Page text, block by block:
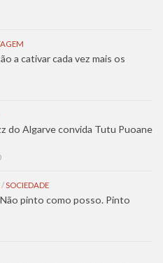
a cativar cada vez mais os
do Algarve convida Tutu Puoane
/ SOCIEDADE
pinto como posso. Pinto